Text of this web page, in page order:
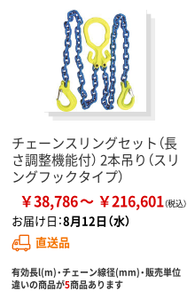
チェーンスリングセット（長
さ調整機能付） 2本吊り（スリ
ングフックタイプ）
￥38,786 ￥216,601
お届け日：8月12日（水）
直送品
有効長l(m)・チェーン線径(mm)・販売単位
違いの商品が5商品あります